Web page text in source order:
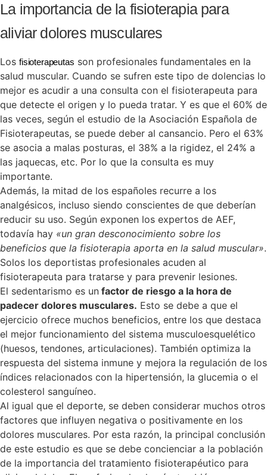
La importancia de la fisioterapia para
aliviar dolores musculares
Los fisioterapeutas son profesionales fundamentales en la
salud muscular. Cuando se sufren este tipo de dolencias lo
mejor es acudir a una consulta con el fisioterapeuta para
que detecte el origen y lo pueda tratar. Y es que el 60% de
las veces, según el estudio de la Asociación Española de
Fisioterapeutas, se puede deber al cansancio. Pero el 63%
se asocia a malas posturas, el 38% a la rigidez, el 24% a
las jaquecas, etc. Por lo que la consulta es muy
importante.
Además, la mitad de los españoles recurre a los
analgésicos, incluso siendo conscientes de que deberían
reducir su uso. Según exponen los expertos de AEF,
todavía hay «un gran desconocimiento sobre los
beneficios que la fisioterapia aporta en la salud muscular».
Solos los deportistas profesionales acuden al
fisioterapeuta para tratarse y para prevenir lesiones.
El sedentarismo es un factor de riesgo a la hora de
padecer dolores musculares. Esto se debe a que el
ejercicio ofrece muchos beneficios, entre los que destaca
el mejor funcionamiento del sistema musculoesquelético
(huesos, tendones, articulaciones). También optimiza la
respuesta del sistema inmune y mejora la regulación de los
índices relacionados con la hipertensión, la glucemia o el
colesterol sanguíneo.
Al igual que el deporte, se deben considerar muchos otros
factores que influyen negativa o positivamente en los
dolores musculares. Por esta razón, la principal conclusión
de este estudio es que se debe concienciar a la población
de la importancia del tratamiento fisioterapéutico para